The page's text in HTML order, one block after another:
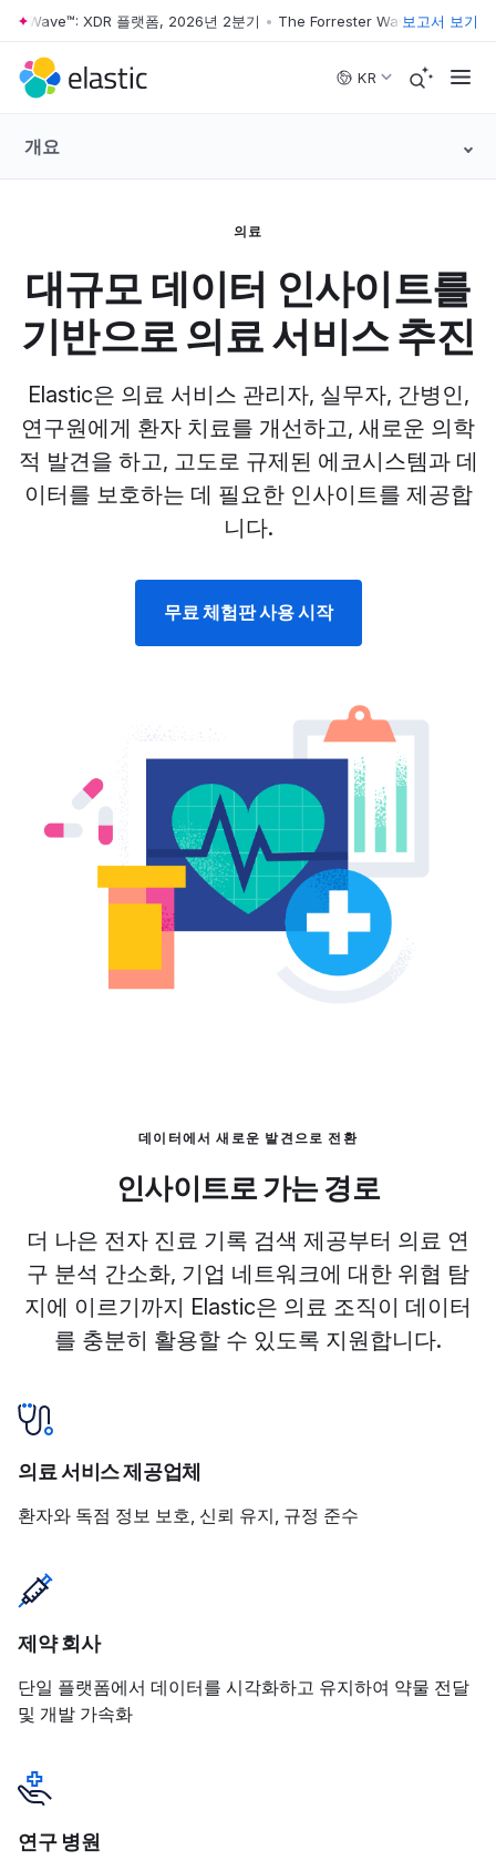
Skip to main content
Wave™: XDR 플랫폼, 2026년 2분기 • The Forrester Wave™: XDR 플랫
보고서 보기
KR
개요
의료
대규모 데이터 인사이트를
기반으로 의료 서비스 추진
Elastic은 의료 서비스 관리자, 실무자, 간병인,
연구원에게 환자 치료를 개선하고, 새로운 의학
적 발견을 하고, 고도로 규제된 에코시스템과 데
이터를 보호하는 데 필요한 인사이트를 제공합
니다.
무료 체험판 사용 시작
데이터에서 새로운 발견으로 전환
인사이트로 가는 경로
더 나은 전자 진료 기록 검색 제공부터 의료 연
구 분석 간소화, 기업 네트워크에 대한 위협 탐
지에 이르기까지 Elastic은 의료 조직이 데이터
를 충분히 활용할 수 있도록 지원합니다.
의료 서비스 제공업체
환자와 독점 정보 보호, 신뢰 유지, 규정 준수
제약 회사
단일 플랫폼에서 데이터를 시각화하고 유지하여 약물 전달
및 개발 가속화
연구 병원